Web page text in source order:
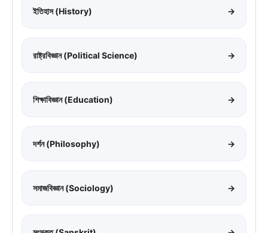
ইতিহাস (History) →
রাষ্ট্রবিজ্ঞান (Political Science) →
শিক্ষাবিজ্ঞান (Education) →
দর্শন (Philosophy) →
সমাজবিজ্ঞান (Sociology) →